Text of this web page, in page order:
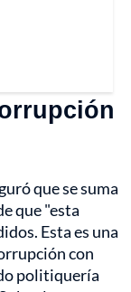
que se suma
que "esta
Esta es una
con
politiquería